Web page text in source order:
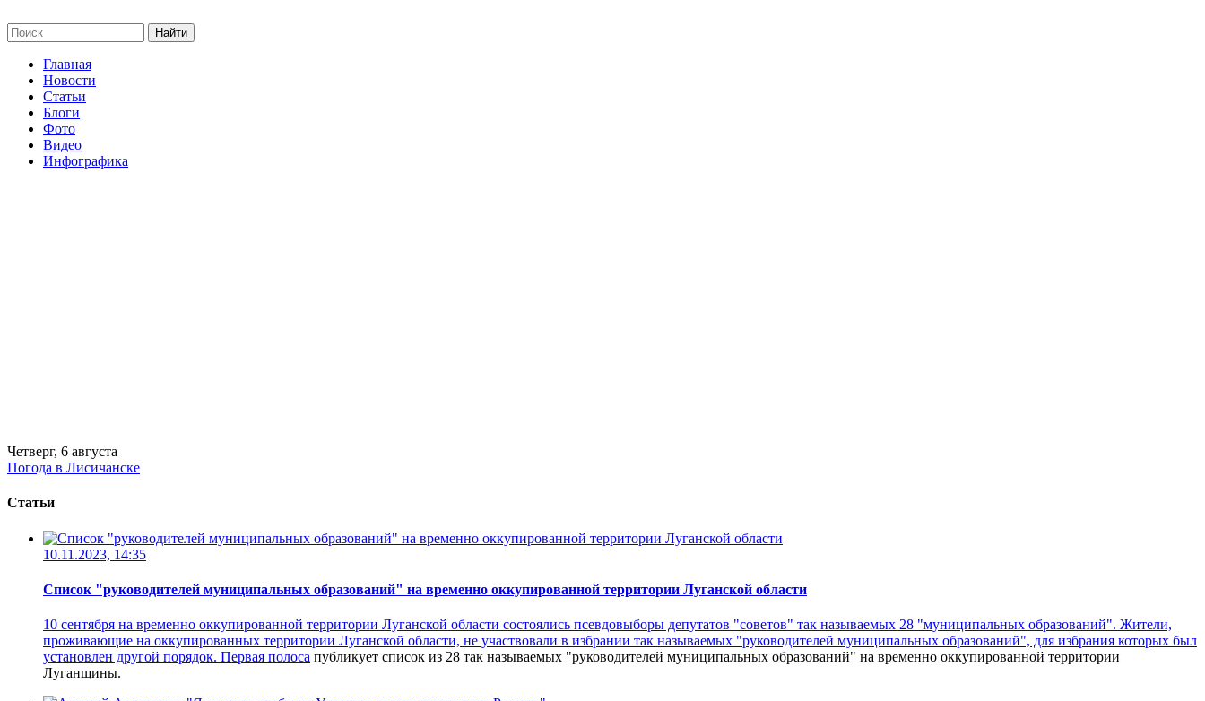
Главная
Новости
Статьи
Блоги
Фото
Видео
Инфографика
Четверг, 6 августа
Погода в Лисичанске
Статьи
10.11.2023, 14:35
Список "руководителей муниципальных образований" на временно оккупированной территории Луганской области
10 сентября на временно оккупированной территории Луганской области состоялись псевдовыборы депутатов "советов" так называемых 28 "муниципальных образований". Жители,
проживающие на оккупированных территории Луганской области, не участвовали в избрании так называемых "руководителей муниципальных образований", для избрания которых был
установлен другой порядок. Первая полоса публикует список из 28 так называемых "руководителей муниципальных образований" на временно оккупированной территории
Луганщины.